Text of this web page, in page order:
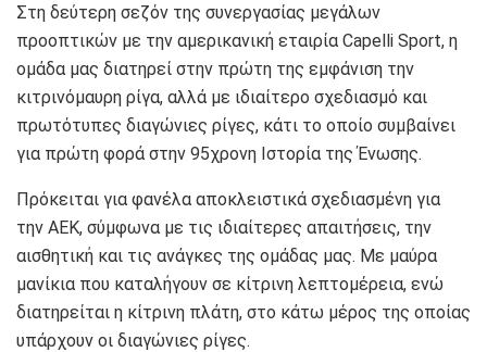
Στη δεύτερη σεζόν της συνεργασίας μεγάλων
προοπτικών με την αμερικανική εταιρία Capelli Sport, η
ομάδα μας διατηρεί στην πρώτη της εμφάνιση την
κιτρινόμαυρη ρίγα, αλλά με ιδιαίτερο σχεδιασμό και
πρωτότυπες διαγώνιες ρίγες, κάτι το οποίο συμβαίνει
για πρώτη φορά στην 95χρονη Ιστορία της Ένωσης.
Πρόκειται για φανέλα αποκλειστικά σχεδιασμένη για
την ΑΕΚ, σύμφωνα με τις ιδιαίτερες απαιτήσεις, την
αισθητική και τις ανάγκες της ομάδας μας. Με μαύρα
μανίκια που καταλήγουν σε κίτρινη λεπτομέρεια, ενώ
διατηρείται η κίτρινη πλάτη, στο κάτω μέρος της οποίας
υπάρχουν οι διαγώνιες ρίγες.